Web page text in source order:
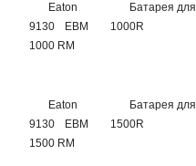
Eaton
9130 EBM
1000 RM
Батарея для
1000R
Eaton
9130 EBM
1500 RM
Батарея для
1500R